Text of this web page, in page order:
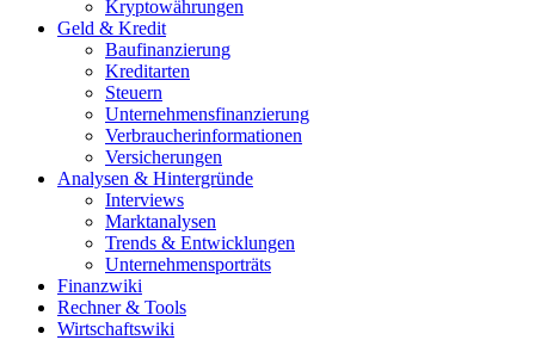
Kryptowährungen
Geld & Kredit
Baufinanzierung
Kreditarten
Steuern
Unternehmensfinanzierung
Verbraucherinformationen
Versicherungen
Analysen & Hintergründe
Interviews
Marktanalysen
Trends & Entwicklungen
Unternehmensporträts
Finanzwiki
Rechner & Tools
Wirtschaftswiki